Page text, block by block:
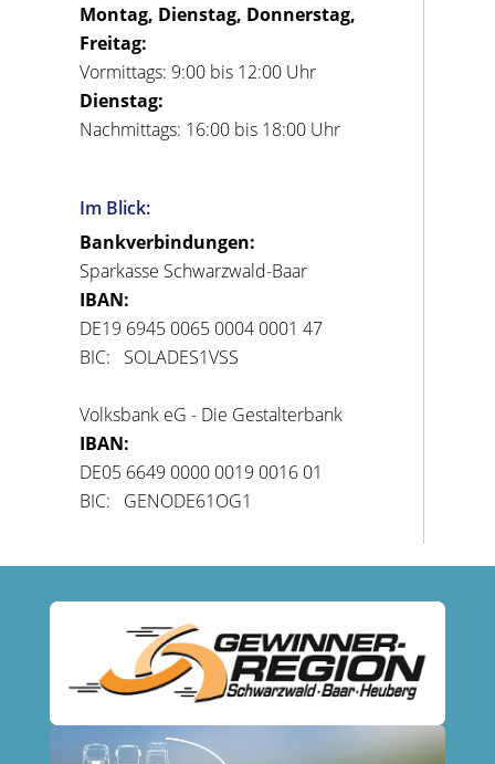
Montag, Dienstag, Donnerstag,
Freitag:
Vormittags: 9:00 bis 12:00 Uhr
Dienstag:
Nachmittags: 16:00 bis 18:00 Uhr
Im Blick:
Bankverbindungen:
Sparkasse Schwarzwald-Baar
IBAN:
DE19 6945 0065 0004 0001 47
BIC: SOLADES1VSS
Volksbank eG - Die Gestalterbank
IBAN:
DE05 6649 0000 0019 0016 01
BIC: GENODE61OG1